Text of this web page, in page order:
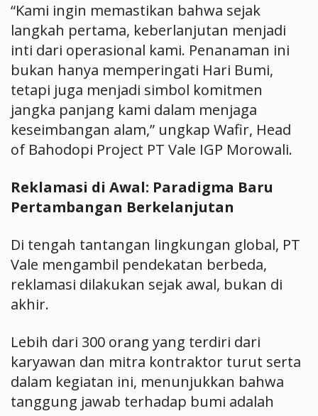
“Kami ingin memastikan bahwa sejak
langkah pertama, keberlanjutan menjadi
inti dari operasional kami. Penanaman ini
bukan hanya memperingati Hari Bumi,
tetapi juga menjadi simbol komitmen
jangka panjang kami dalam menjaga
keseimbangan alam,” ungkap Wafir, Head
of Bahodopi Project PT Vale IGP Morowali.
Reklamasi di Awal: Paradigma Baru
Pertambangan Berkelanjutan
Di tengah tantangan lingkungan global, PT
Vale mengambil pendekatan berbeda,
reklamasi dilakukan sejak awal, bukan di
akhir.
Lebih dari 300 orang yang terdiri dari
karyawan dan mitra kontraktor turut serta
dalam kegiatan ini, menunjukkan bahwa
tanggung jawab terhadap bumi adalah